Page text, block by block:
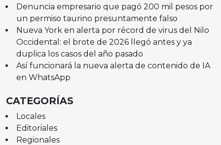
Denuncia empresario que pagó 200 mil pesos por
un permiso taurino presuntamente falso
Nueva York en alerta por récord de virus del Nilo
Occidental: el brote de 2026 llegó antes y ya
duplica los casos del año pasado
Así funcionará la nueva alerta de contenido de IA
en WhatsApp
CATEGORÍAS
Locales
Editoriales
Regionales